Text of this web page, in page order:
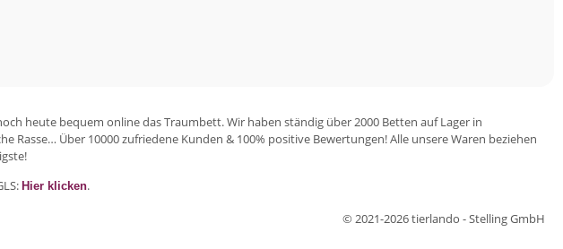
heute bequem online das Traumbett. Wir haben ständig über 2000 Betten auf Lager in
Rasse… Über 10000 zufriedene Kunden & 100% positive Bewertungen! Alle unsere Waren beziehen
Hier klicken.
© 2021-2026 tierlando - Stelling GmbH